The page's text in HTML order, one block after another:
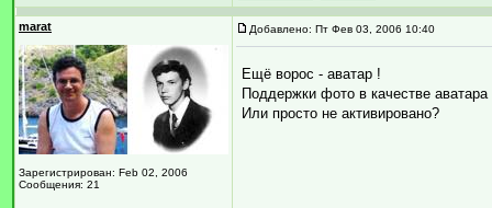
marat
Зарегистрирован: Feb 02, 2006
Сообщения: 21
Добавлено: Пт Фев 03, 2006 10:40
Ещё ворос - аватар !
Поддержки фото в качестве аватара
Или просто не активировано?